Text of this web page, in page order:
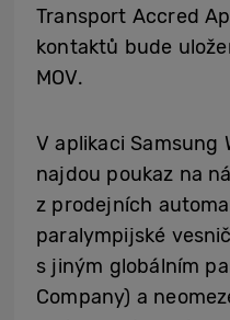
Transport Accred
kontaktů bude
MOV.
V aplikaci Samsung
najdou poukaz na
z prodejních
paralympijské
s jiným globálním
Company) a